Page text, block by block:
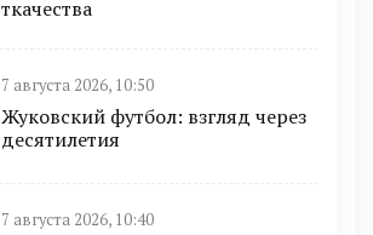
ткачества
7 августа 2026, 10:50
Жуковский футбол: взгляд через
десятилетия
7 августа 2026, 10:40